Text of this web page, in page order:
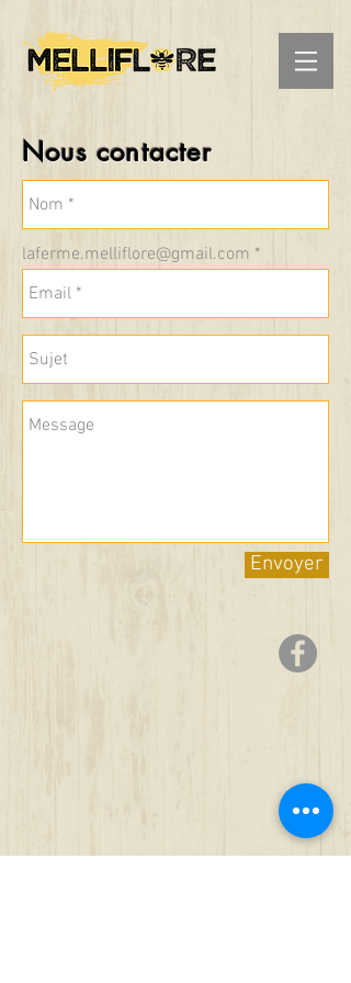
Nous contacter
laferme.melliflore@gmail.com
Envoyer